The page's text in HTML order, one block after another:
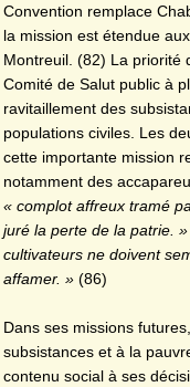
Convention remplace
la mission est étendue
Montreuil. (82) La priorité
Comité de Salut public à
ravitaillement des
populations civiles. Les
cette importante mission
notamment des
« complot affreux tramé
juré la perte de la patrie. »
cultivateurs ne doivent
affamer. » (86)
Dans ses missions
subsistances et à la
contenu social à ses